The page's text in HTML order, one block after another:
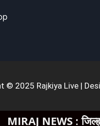
© 2025 Rajkiya Live |
: जिल्ह्यातील दिग्गज